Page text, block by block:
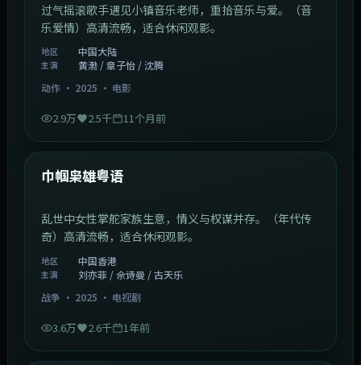
过气摇滚歌手遇见小镇音乐老师，重拾音乐与爱。（音
乐爱情）高清流畅，适合休闲观影。
地区 中国大陆
主演
黄渤 / 章子怡 / 沈腾
动作· 2025 · 电影
2.9万 2.5千 11个月前
最新
巾帼枭雄粤语
乱世中女性掌舵家族生意，情义与权谋并存。（年代传
奇）高清流畅，适合休闲观影。
地区 中国香港
主演
刘亦菲 / 佘诗曼 / 古天乐
战争 · 2025 · 电视剧
3.6万 2.6千 1年前